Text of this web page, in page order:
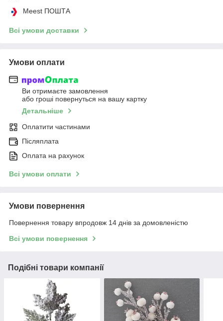
Meest ПОШТА
Всі умови доставки
Умови оплати
Ви отримаєте замовлення
або гроші повернуться на вашу картку
Детальніше
Оплатити частинами
Післяплата
Оплата на рахунок
Всі умови оплати
Умови повернення
Повернення товару впродовж 14 днів за домовленістю
Всі умови повернення
Подібні товари компанії